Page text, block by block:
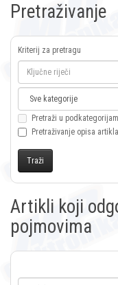
Pretraživanje
Kriterij za pretragu
Pretraži u
Pretraživanje opisa artikla
Artikli koji
pojmovima